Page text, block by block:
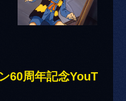
60周年記念YouT